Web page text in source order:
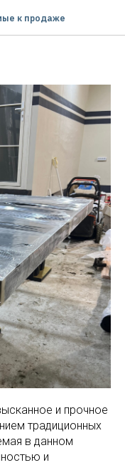
к продаже
и прочное
традиционных
в данном
и